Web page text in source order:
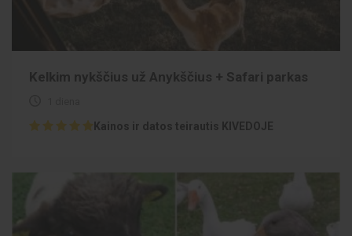
Kelkim nykščius už Anykščius + Safari parkas
Kainos ir datos teirautis KIVEDOJE